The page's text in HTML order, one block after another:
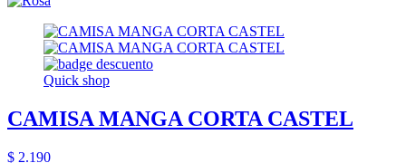
Quick shop
CAMISA MANGA CORTA CASTEL
$ 2.190